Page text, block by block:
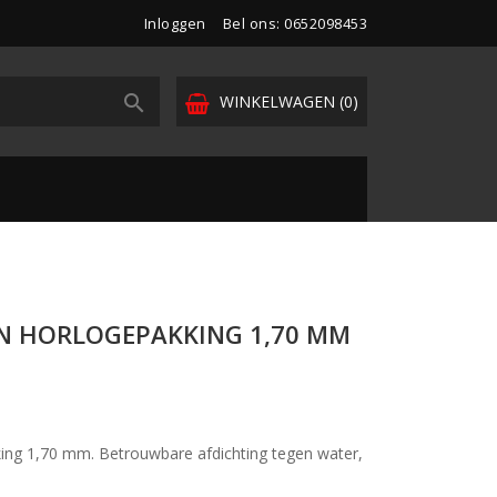
Inloggen Bel ons: 0652098453
WINKELWAGEN (0)

HORLOGEPAKKING 1,70 MM
1,70 mm. Betrouwbare afdichting tegen water,